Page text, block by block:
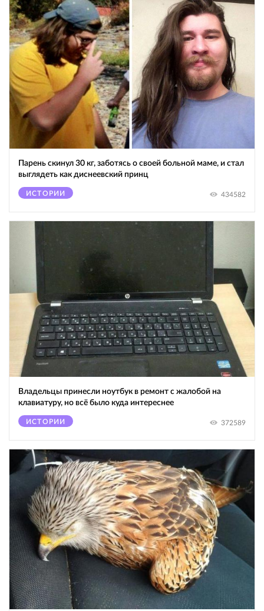
Парень скинул 30 кг, заботясь о своей больной маме, и стал
выглядеть как диснеевский принц
ИСТОРИИ 434582
Владельцы принесли ноутбук в ремонт с жалобой на
клавиатуру, но всё было куда интереснее
ИСТОРИИ 372589